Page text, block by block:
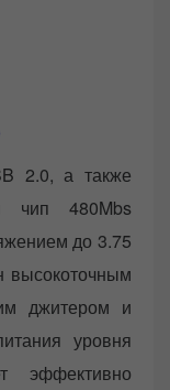
2.0, а также
чип 480Mbs
до 3.75
джитером и
уровня
эффективно